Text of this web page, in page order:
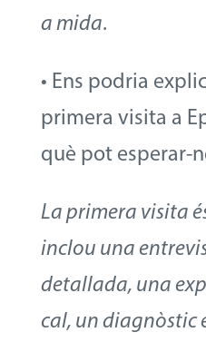
a mida.
• Ens podria
primera visita a
què pot esperar-
La primera visita
inclou una
detallada, una
cal, un diagnòstic